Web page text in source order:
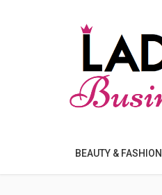
BEAUTY & FASHION